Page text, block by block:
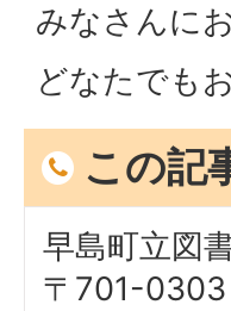
みなさんに
どなたでも
この記
早島町立図
〒701-0303